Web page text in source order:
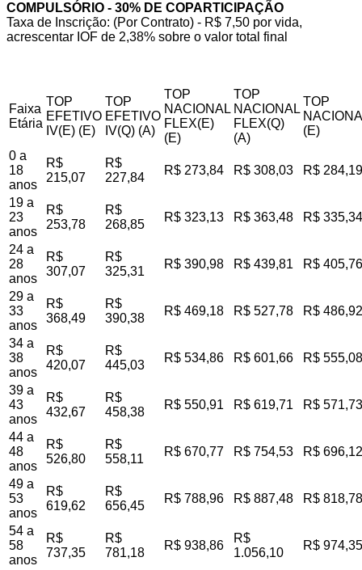
COMPULSÓRIO - 30% DE COPARTICIPAÇÃO
Taxa de Inscrição: (Por Contrato) - R$ 7,50 por vida,
acrescentar IOF de 2,38% sobre o valor total final
Faixa
Etária
TOP
EFETIVO
IV(E) (E)
TOP
EFETIVO
IV(Q) (A)
TOP
NACIONAL
FLEX(E)
(E)
TOP
NACIONAL
FLEX(Q)
(A)
TOP
(E)
0 a
18
anos
R$
215,07
R$
227,84
R$ 273,84 R$ 308,03 R$ 284,19
19 a
23
anos
R$
253,78
R$
268,85
R$ 323,13 R$ 363,48 R$ 335,34
24 a
28
anos
R$
307,07
R$
325,31
R$ 390,98 R$ 439,81 R$ 405,76
29 a
33
anos
R$
368,49
R$
390,38
R$ 469,18 R$ 527,78 R$ 486,92
34 a
38
anos
R$
420,07
R$
445,03
R$ 534,86 R$ 601,66 R$ 555,08
39 a
43
anos
R$
432,67
R$
458,38
R$ 550,91 R$ 619,71 R$ 571,73
44 a
48
anos
R$
526,80
R$
558,11
R$ 670,77 R$ 754,53 R$ 696,12
49 a
53
anos
R$
619,62
R$
656,45
R$ 788,96 R$ 887,48 R$ 818,78
54 a
58
anos
R$
737,35
R$
781,18
R$ 938,86
R$
1.056,10
R$ 974,35